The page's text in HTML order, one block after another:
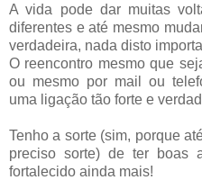
A vida pode dar muitas
diferentes e até mesmo
verdadeira, nada disto
O reencontro mesmo que
ou mesmo por mail ou
uma ligação tão forte e
Tenho a sorte (sim, porque
preciso sorte) de ter boas
fortalecido ainda mais!